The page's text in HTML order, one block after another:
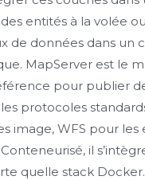
entités à la volée
de données dans un
MapServer est le
pour publier
protocoles
image, WFS pour les
il
quelle stack